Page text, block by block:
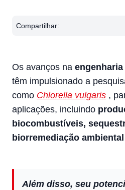
Compartilhar:
Os avanços na
têm impulsionado a
como Chlorella vulgaris ,
aplicações, incluindo
biocombustíveis,
biorremediação ambiental
Além disso, seu